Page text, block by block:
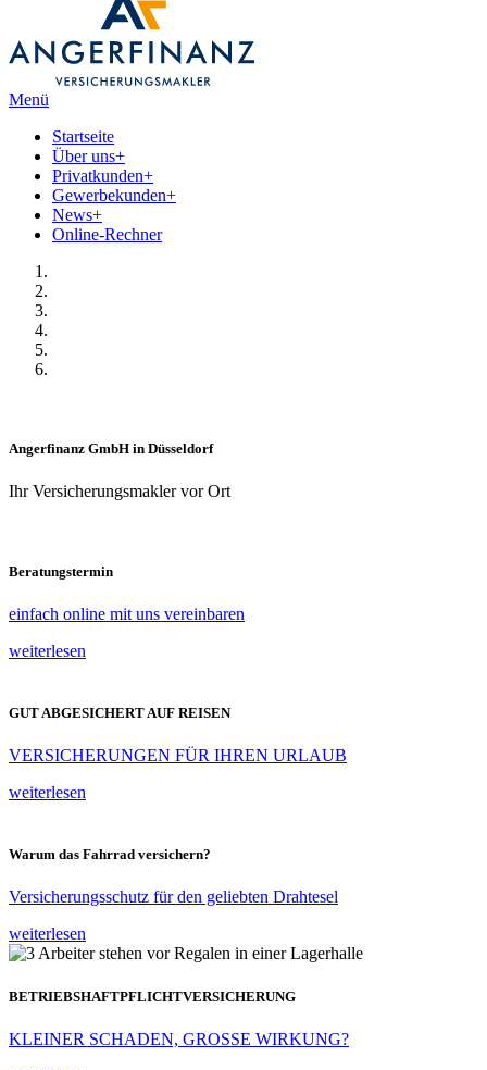
Menü
Startseite
Über uns+
Privatkunden+
Gewerbekunden+
News+
Online-Rechner
Angerfinanz GmbH in Düsseldorf
Ihr Versicherungsmakler vor Ort
Beratungstermin
einfach online mit uns vereinbaren
weiterlesen
GUT ABGESICHERT AUF REISEN
VERSICHERUNGEN FÜR IHREN URLAUB
weiterlesen
Warum das Fahrrad versichern?
Versicherungsschutz für den geliebten Drahtesel
weiterlesen
BETRIEBSHAFTPFLICHTVERSICHERUNG
KLEINER SCHADEN, GROSSE WIRKUNG?